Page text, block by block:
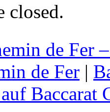
closed.
de Fer
de Fer |
Baccarat